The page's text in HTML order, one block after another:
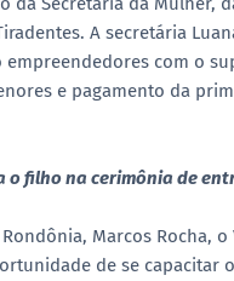
A secretária
empreendedores com o
e pagamento da
o filho na cerimônia de
Marcos Rocha,
de se